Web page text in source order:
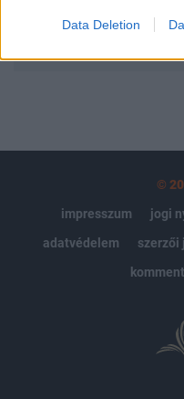
Data Deletion
©
impresszum
jogi
adatvédelem
szerzői